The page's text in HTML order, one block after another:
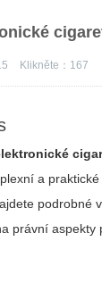
Klikněte： 167
a
právní aspekty